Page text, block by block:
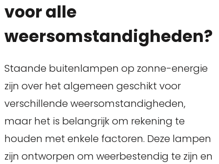
voor alle
weersomstandigheden?
Staande buitenlampen op zonne-energie
zijn over het algemeen geschikt voor
verschillende weersomstandigheden,
maar het is belangrijk om rekening te
houden met enkele factoren. Deze lampen
zijn ontworpen om weerbestendig te zijn en